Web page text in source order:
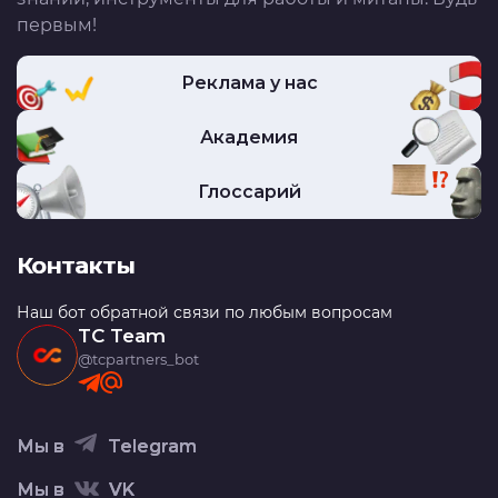
первым!
Реклама у нас
Академия
Глоссарий
Контакты
Наш бот обратной связи по любым вопросам
TC Team
@tcpartners_bot
Мы в Telegram
Мы в VK